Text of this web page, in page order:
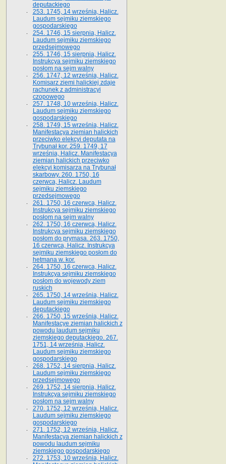
deputackiego
253. 1745, 14 września, Halicz.
Laudum sejmiku ziemskiego
gospodarskiego
254. 1746, 15 sierpnia, Halicz.
Laudum sejmiku ziemskiego
przedsejmowego
255. 1746, 15 sierpnia, Halicz.
Instrukcya sejmiku ziemskiego
posłom na sejm walny
256. 1747, 12 września, Halicz.
Komisarz ziemi halickiej zdaje
rachunek z administracyi
czopowego
257. 1748, 10 września, Halicz.
Laudum sejmiku ziemskiego
gospodarskiego
258. 1749, 15 września, Halicz.
Manifestacya ziemian halickich
przeciwko elekcyi deputata na
Trybunał kor. 259. 1749, 17
września, Halicz. Manifestacya
ziemian halickich przeciwko
elekcyi komisarza na Trybunał
skarbowy. 260. 1750, 16
czerwca, Halicz. Laudum
sejmiku ziemskiego
przedsejmowego
261. 1750, 16 czerwca, Halicz.
Instrukcya sejmiku ziemskiego
posłom na sejm walny
262. 1750, 16 czerwca, Halicz.
Instrukcya sejmiku ziemskiego
posłom do prymasa. 263. 1750,
16 czerwca, Halicz. Instrukcya
sejmiku ziemskiego posłom do
hetmana w. kor.
264. 1750, 16 czerwca, Halicz.
Instrukcya sejmiku ziemskiego
posłom do wojewody ziem
ruskich
265. 1750, 14 września, Halicz.
Laudum sejmiku ziemskiego
deputackiego
266. 1750, 15 września, Halicz.
Manifestacye ziemian halickich z
powodu laudum sejmiku
ziemskiego deputackiego. 267.
1751, 14 września, Halicz.
Laudum sejmiku ziemskiego
gospodarskiego
268. 1752, 14 sierpnia, Halicz.
Laudum sejmiku ziemskiego
przedsejmowego
269. 1752, 14 sierpnia, Halicz.
Instrukcya sejmiku ziemskiego
posłom na sejm walny
270. 1752, 12 września, Halicz.
Laudum sejmiku ziemskiego
gospodarskiego
271. 1752, 12 września, Halicz.
Manifestacya ziemian halickich z
powodu laudum sejmiku
ziemskiego gospodarskiego
272. 1753, 10 września, Halicz.